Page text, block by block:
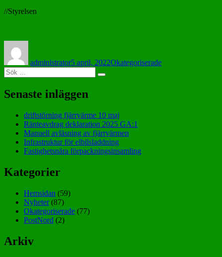
//Styrelsen
administrator5 april, 2022Okategoriserade
Sök
efter:
Sök
Senaste inläggen
driftstörning fjärrvärme 10 maj
Ränteavdrag deklaration 2025 GA:1
Manuell avläsning av fjärrvärmen
Infrastruktur för elbilsladdning
Fastighetsnära förpackningsinsamling
Kategorier
Hemsidan (59)
Nyheter(87)
Okategoriserade (77)
PostNord (2)
Arkiv